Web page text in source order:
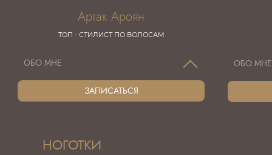
Артак Ароян
TOП - СТИЛИСТ ПО ВОЛОСАМ
ОБО МНЕ
ЗАПИСАТЬСЯ
ОБО МНЕ
НОГОТКИ